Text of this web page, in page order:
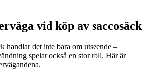
vid köp av saccosäck
handlar det inte bara om utseende –
spelar också en stor roll. Här är